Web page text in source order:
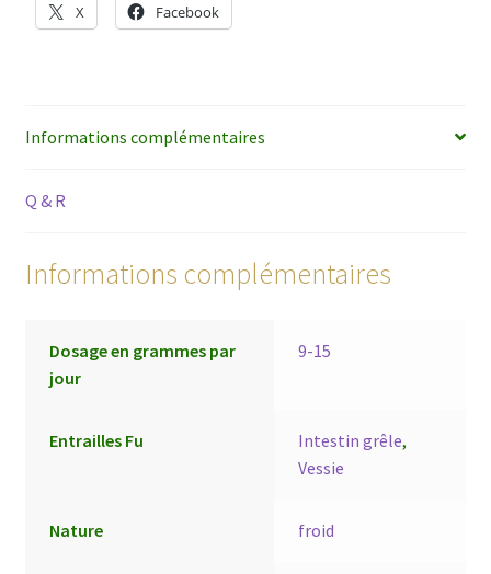
X Facebook
Informations complémentaires
Q & R
Informations complémentaires
Dosage en grammes par
jour
9-15
Entrailles Fu Intestin grêle,
Vessie
Nature froid